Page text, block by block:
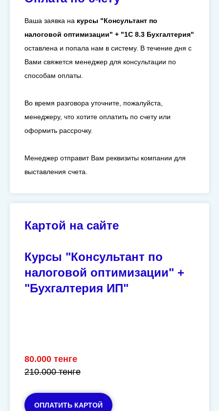
Ваша заявка на курсы "Консультант по
налоговой оптимизации" + "1С 8.3 Бухгалтерия"
оставлена и попала нам в систему. В течение дня с
Вами свяжется менеджер для консультации по
способам оплаты.
Во время разговора уточните, пожалуйста,
менеджеру, что хотите оплатить по счету или
оформить рассрочку.
Менеджер отправит Вам реквизиты компании для
выставления счета.
Картой на сайте
Курсы "Консультант по
налоговой оптимизации" +
"Бухгалтерия ИП"
80.000 тенге
210.000 тенге
ОПЛАТИТЬ КАРТОЙ